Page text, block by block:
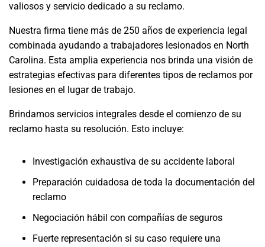
valiosos y servicio dedicado a su reclamo.
Nuestra firma tiene más de 250 años de experiencia legal
combinada ayudando a trabajadores lesionados en North
Carolina. Esta amplia experiencia nos brinda una visión de
estrategias efectivas para diferentes tipos de reclamos por
lesiones en el lugar de trabajo.
Brindamos servicios integrales desde el comienzo de su
reclamo hasta su resolución. Esto incluye:
Investigación exhaustiva de su accidente laboral
Preparación cuidadosa de toda la documentación del
reclamo
Negociación hábil con compañías de seguros
Fuerte representación si su caso requiere una